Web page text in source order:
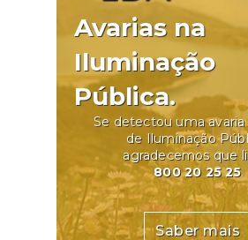
Avarias na
Iluminação
Pública.
Se detectou uma avaria
de Iluminação
agradecemos que
800 20 25 25
Saber mais